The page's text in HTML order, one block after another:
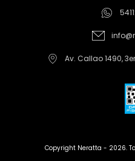
Av. Callao 1490,
Copyright Neratta - 2026.